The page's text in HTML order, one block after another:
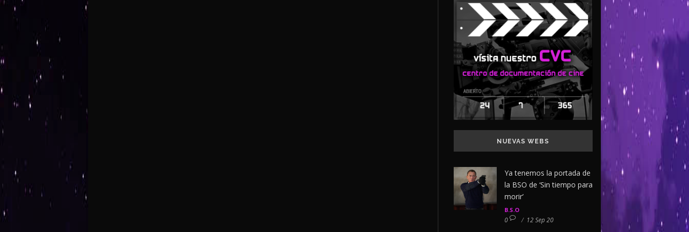
NUEVAS WEBS
Ya tenemos la portada de
la BSO de ‘Sin tiempo para
morir’
B.S.O
0 / 12 Sep 20